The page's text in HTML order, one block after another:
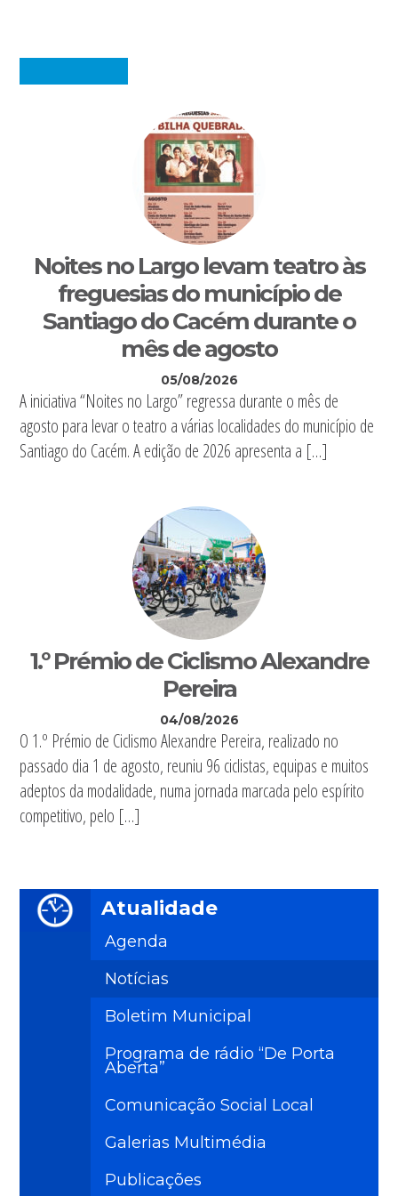
Noites no Largo levam teatro às
freguesias do município de
Santiago do Cacém durante o
mês de agosto
05/08/2026
A iniciativa “Noites no Largo” regressa durante o mês de
agosto para levar o teatro a várias localidades do município de
Santiago do Cacém. A edição de 2026 apresenta a […]
1.º Prémio de Ciclismo Alexandre
Pereira
04/08/2026
O 1.º Prémio de Ciclismo Alexandre Pereira, realizado no
passado dia 1 de agosto, reuniu 96 ciclistas, equipas e muitos
adeptos da modalidade, numa jornada marcada pelo espírito
competitivo, pelo […]
Atualidade
Agenda
Notícias
Boletim Municipal
Programa de rádio “De Porta
Aberta”
Comunicação Social Local
Galerias Multimédia
Publicações